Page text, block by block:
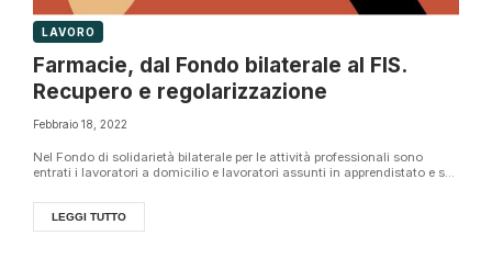
LAVORO
Farmacie, dal Fondo bilaterale al FIS.
Recupero e regolarizzazione
Febbraio 18, 2022
Nel Fondo di solidarietà bilaterale per le attività professionali sono
entrati i lavoratori a domicilio e lavoratori assunti in apprendistato e s...
LEGGI TUTTO